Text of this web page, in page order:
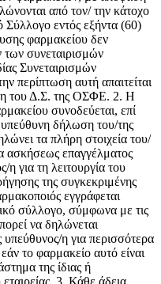
από τον/ την κάτοχο
Σύλλογο εντός εξήντα (60)
φαρμακείου δεν
των συνεταιρισμών
Συνεταιρισμών
αυτή απαιτείται
του Δ.Σ. της ΟΣΦΕ. 2. Η
συνοδεύεται, επί
δήλωση του/της
τα πλήρη στοιχεία του/
ασκήσεως επαγγέλματος
η για τη λειτουργία του
της συγκεκριμένης
εγγράφεται
σύλλογο, σύμφωνα με τις
να δηλώνεται
η για περισσότερα
το φαρμακείο αυτό είναι
της ίδιας ή
εταιρείας. 3. Κάθε άδεια